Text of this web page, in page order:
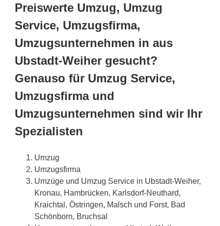
Preiswerte Umzug, Umzug
Service, Umzugsfirma,
Umzugsunternehmen in aus
Ubstadt-Weiher gesucht?
Genauso für Umzug Service,
Umzugsfirma und
Umzugsunternehmen sind wir Ihr
Spezialisten
Umzug
Umzugsfirma
Umzüge und Umzug Service in Ubstadt-Weiher,
Kronau, Hambrücken, Karlsdorf-Neuthard,
Kraichtal, Östringen, Malsch und Forst, Bad
Schönborn, Bruchsal